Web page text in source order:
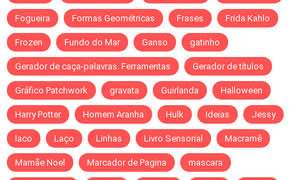
Fogueira Formas Geométricas Frases Frida Kahlo
Frozen Fundo do Mar Ganso gatinho
Gerador de caça-palavras. Ferramentas Gerador de títulos
Gráfico Patchwork gravata Guirlanda Halloween
Harry Potter Homem Aranha Hulk Ideias Jessy
laco Laço Linhas Livro Sensorial Macramê
Mamãe Noel Marcador de Pagina mascara